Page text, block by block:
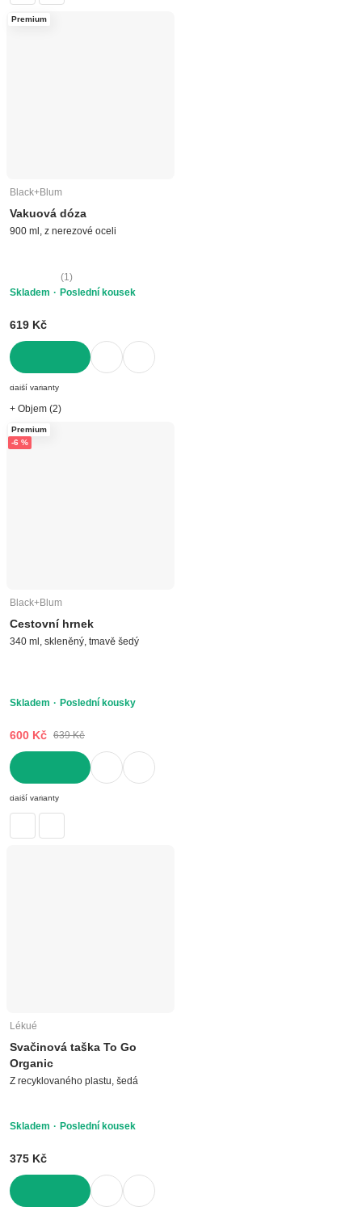
Premium
Black+Blum
Vakuová dóza
900 ml, z nerezové oceli
(1)
Skladem
Poslední kousek
619 Kč
DO KOŠÍKU
další varianty
+ Objem (2)
Premium
-6 %
Black+Blum
Cestovní hrnek
340 ml, skleněný, tmavě šedý
Skladem Poslední kousky
600 Kč 639 Kč
DO KOŠÍKU
další varianty
Lékué
Svačinová taška To Go
Organic
Z recyklovaného plastu, šedá
Skladem Poslední kousek
375 Kč